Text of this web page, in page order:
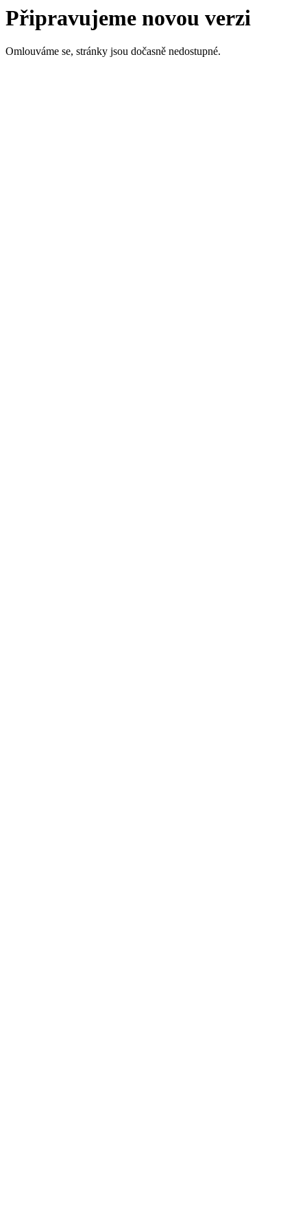
Připravujeme novou verzi
Omlouváme se, stránky jsou dočasně nedostupné.